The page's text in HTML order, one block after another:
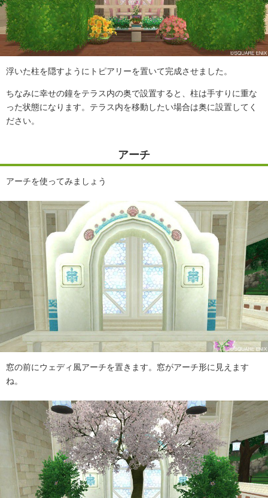
浮いた柱を隠すようにトピアリーを置いて完成させました。
ちなみに幸せの鐘をテラス内の奥で設置すると、柱は手すりに重な
った状態になります。テラス内を移動したい場合は奥に設置してく
ださい。
アーチ
アーチを使ってみましょう
窓の前にウェディ風アーチを置きます。窓がアーチ形に見えます
ね。